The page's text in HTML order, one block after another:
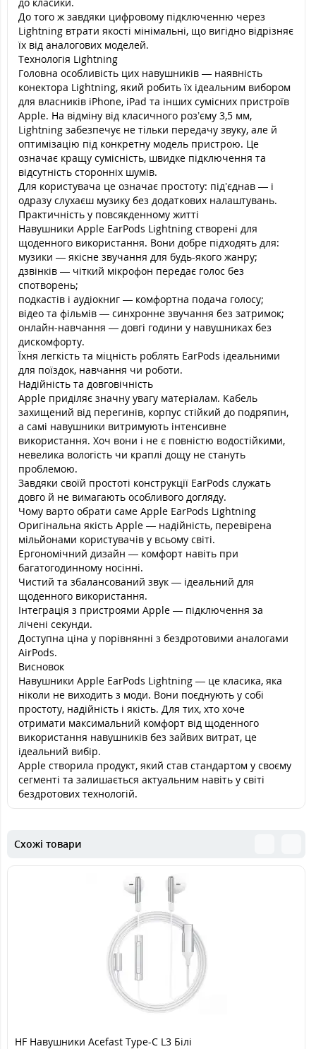
До того ж завдяки цифровому підключенню через
Lightning втрати якості мінімальні, що вигідно відрізняє
їх від аналогових моделей.
Технологія Lightning
Головна особливість цих навушників — наявність
конектора Lightning, який робить їх ідеальним вибором
для власників iPhone, iPad та інших сумісних пристроїв
Apple. На відміну від класичного роз’єму 3,5 мм,
Lightning забезпечує не тільки передачу звуку, але й
оптимізацію під конкретну модель пристрою. Це
означає кращу сумісність, швидке підключення та
відсутність сторонніх шумів.
Для користувача це означає простоту: під’єднав — і
одразу слухаєш музику без додаткових налаштувань.
Практичність у повсякденному житті
Навушники Apple EarPods Lightning створені для
щоденного використання. Вони добре підходять для:
музики — якісне звучання для будь-якого жанру;
дзвінків — чіткий мікрофон передає голос без
спотворень;
подкастів і аудіокниг — комфортна подача голосу;
відео та фільмів — синхронне звучання без затримок;
онлайн-навчання — довгі години у навушниках без
дискомфорту.
Їхня легкість та міцність роблять EarPods ідеальними
для поїздок, навчання чи роботи.
Надійність та довговічність
Apple приділяє значну увагу матеріалам. Кабель
захищений від перегинів, корпус стійкий до подряпин,
а самі навушники витримують інтенсивне
використання. Хоч вони і не є повністю водостійкими,
невелика вологість чи краплі дощу не стануть
проблемою.
Завдяки своїй простоті конструкції EarPods служать
довго й не вимагають особливого догляду.
Чому варто обрати саме Apple EarPods Lightning
Оригінальна якість Apple — надійність, перевірена
мільйонами користувачів у всьому світі.
Ергономічний дизайн — комфорт навіть при
багатогодинному носінні.
Чистий та збалансований звук — ідеальний для
щоденного використання.
Інтеграція з пристроями Apple — підключення за
лічені секунди.
Доступна ціна у порівнянні з бездротовими аналогами
AirPods.
Висновок
Навушники Apple EarPods Lightning — це класика, яка
ніколи не виходить з моди. Вони поєднують у собі
простоту, надійність і якість. Для тих, хто хоче
отримати максимальний комфорт від щоденного
використання навушників без зайвих витрат, це
ідеальний вибір.
Apple створила продукт, який став стандартом у своєму
сегменті та залишається актуальним навіть у світі
бездротових технологій.
Схожі товари
HF Навушники Acefast Type-C L3 Білі